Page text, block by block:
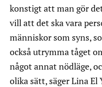
konstigt att man gör
vill att det ska vara
människor som syns,
också utrymma tåget
något annat nödläge,
olika sätt, säger Lina